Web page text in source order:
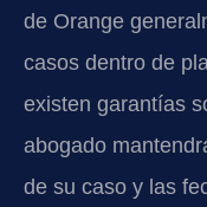
de Orange
casos dentro de
existen garantías
abogado
de su caso y las